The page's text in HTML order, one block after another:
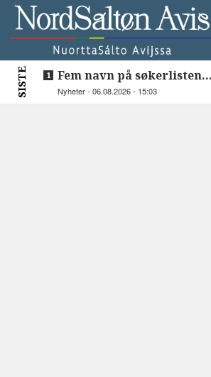
SISTE
Fem navn på søkerlisten
til toppjobben i
Nyheter - 06.08.2026 - 15:03